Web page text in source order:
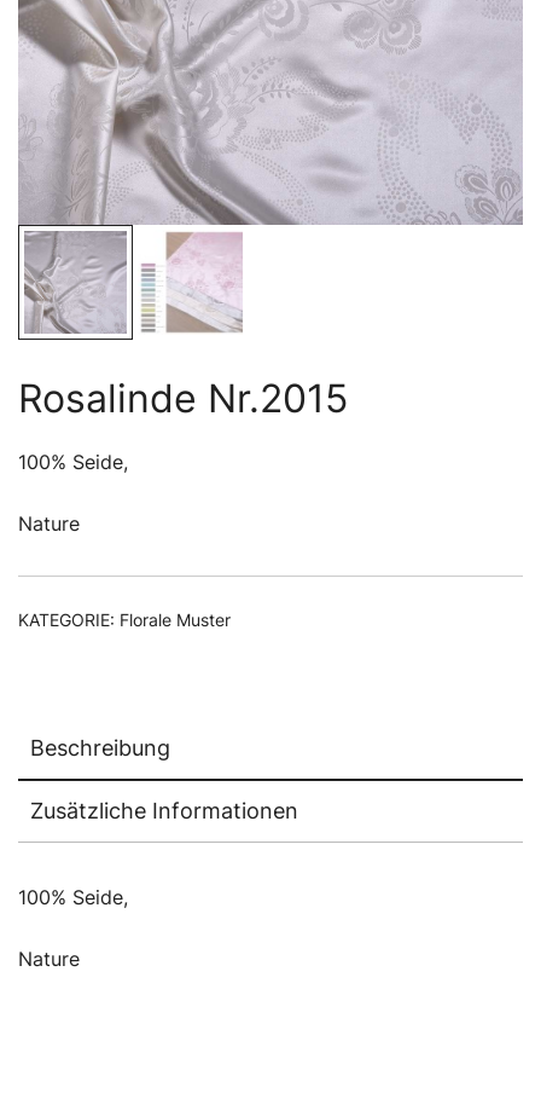
Rosalinde Nr.2015
100% Seide,
Nature
KATEGORIE: Florale Muster
Beschreibung
Zusätzliche Informationen
100% Seide,
Nature